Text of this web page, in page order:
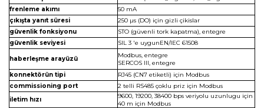
frenleme akımı
50 mA
çıkışta yanıt süresi
250 µs (DO) için gizli çikislar
güvenlik fonksiyonu
STO (güvenli tork kapatma), entegre
güvenlik seviyesi
SIL 3 'e uygunEN/IEC 61508
haberleşme arayüzü
Modbus, entegre
SERCOS III, entegre
konnektörün tipi
RJ45 (CN7 etiketli) için Modbus
commissioning port
2 telli RS485 çoklu priz için Modbus
iletim hızı
9600, 19200, 38400 bps veriyolu uzunlugu için
40 m için Modbus